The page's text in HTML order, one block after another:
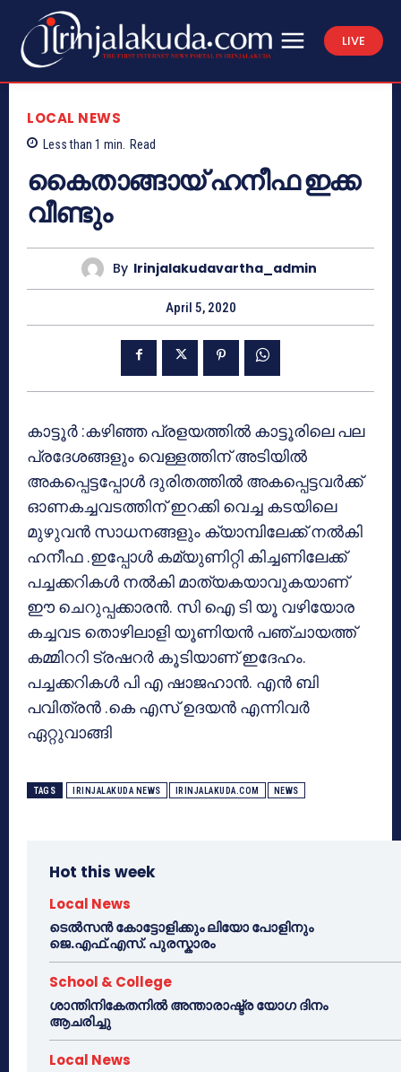
LIVE
LOCAL NEWS
Less than 1 min. Read
കൈതാങ്ങായ് ഹനീഫ ഇക്ക
വീണ്ടും
By Irinjalakudavartha_admin
April 5, 2020
കാട്ടൂര്‍ :കഴിഞ്ഞ പ്രളയത്തില്‍ കാട്ടൂരിലെ പല
പ്രദേശങ്ങളും വെള്ളത്തിന് അടിയില്‍
അകപ്പെട്ടപ്പോള്‍ ദുരിതത്തില്‍ അകപ്പെട്ടവര്‍ക്ക്
ഓണകച്ചവടത്തിന് ഇറക്കി വെച്ച കടയിലെ
മുഴുവന്‍ സാധനങ്ങളും ക്യാമ്പിലേക്ക് നല്‍കി
ഹനീഫ .ഇപ്പോള്‍ കമ്യുണിറ്റി കിച്ചണിലേക്ക്
പച്ചക്കറികള്‍ നല്‍കി മാത്യകയാവുകയാണ്
ഈ ചെറുപ്പക്കാരന്‍. സി ഐ ടി യൂ വഴിയോര
കച്ചവട തൊഴിലാളി യൂണിയന്‍ പഞ്ചായത്ത്
കമ്മിററി ട്രഷറര്‍ കൂടിയാണ് ഇദേഹം.
പച്ചക്കറികള്‍ പി എ ഷാജഹാന്‍. എൻ ബി
പവിത്രന്‍ .കെ എസ് ഉദയന്‍ എന്നിവര്‍
ഏറ്റുവാങ്ങി
TAGS IRINJALAKUDA NEWS IRINJALAKUDA.COM NEWS
Hot this week
Local News
ടെൽസൻ കോട്ടോളിക്കും ലിയോ പോളിനും
ജെ.എഫ്.എസ്. പുരസ്കാരം
School & College
ശാന്തിനികേതനിൽ അന്താരാഷ്ട്ര യോഗ ദിനം
ആചരിച്ചു
Local News